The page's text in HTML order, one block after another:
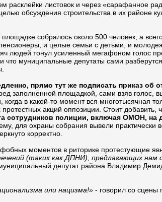
расклейки листовок и через «сарафанное
обсуждения строительства в их районе
собралось около 500 человек, а
и целые семьи с детьми, и
людей тонул усиленный мегафоном голос
что муниципальные депутаты сами
прямо тут же подписать приказ об
заполненной площадкой, сами взяв голос,
когда в какой-то момент вся многотысячная
акций оппозиции. Стоит добавить,
сотрудников полиции, включая ОМОН,
для охраны собрания вывели
корректно.
моментов в риторике протестующие
(таких как ДПНИ), предлагающих
депутат района Владимир
или нацизма!» - говорил со сцены